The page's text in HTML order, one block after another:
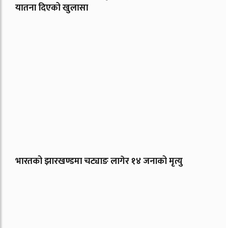
यातना दिएको खुलासा
भारतको झारखण्डमा चट्याङ लागेर १४ जनाको मृत्यु